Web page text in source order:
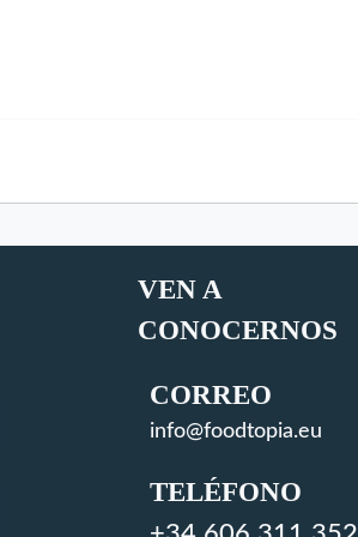
VEN A
CONOCERNOS
CORREO
info@foodtopia.eu
TELÉFONO